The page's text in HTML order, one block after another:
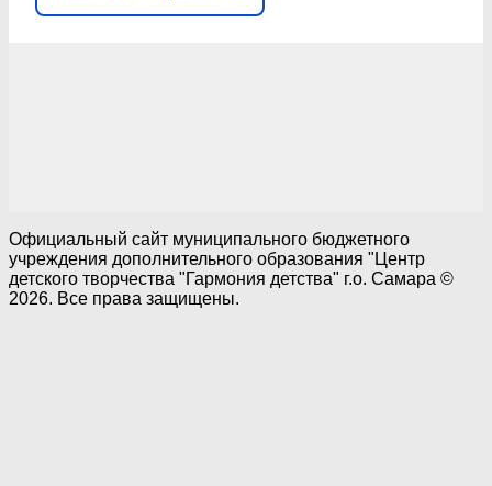
Официальный сайт муниципального бюджетного
учреждения дополнительного образования "Центр
детского творчества "Гармония детства" г.о. Самара ©
2026. Все права защищены.